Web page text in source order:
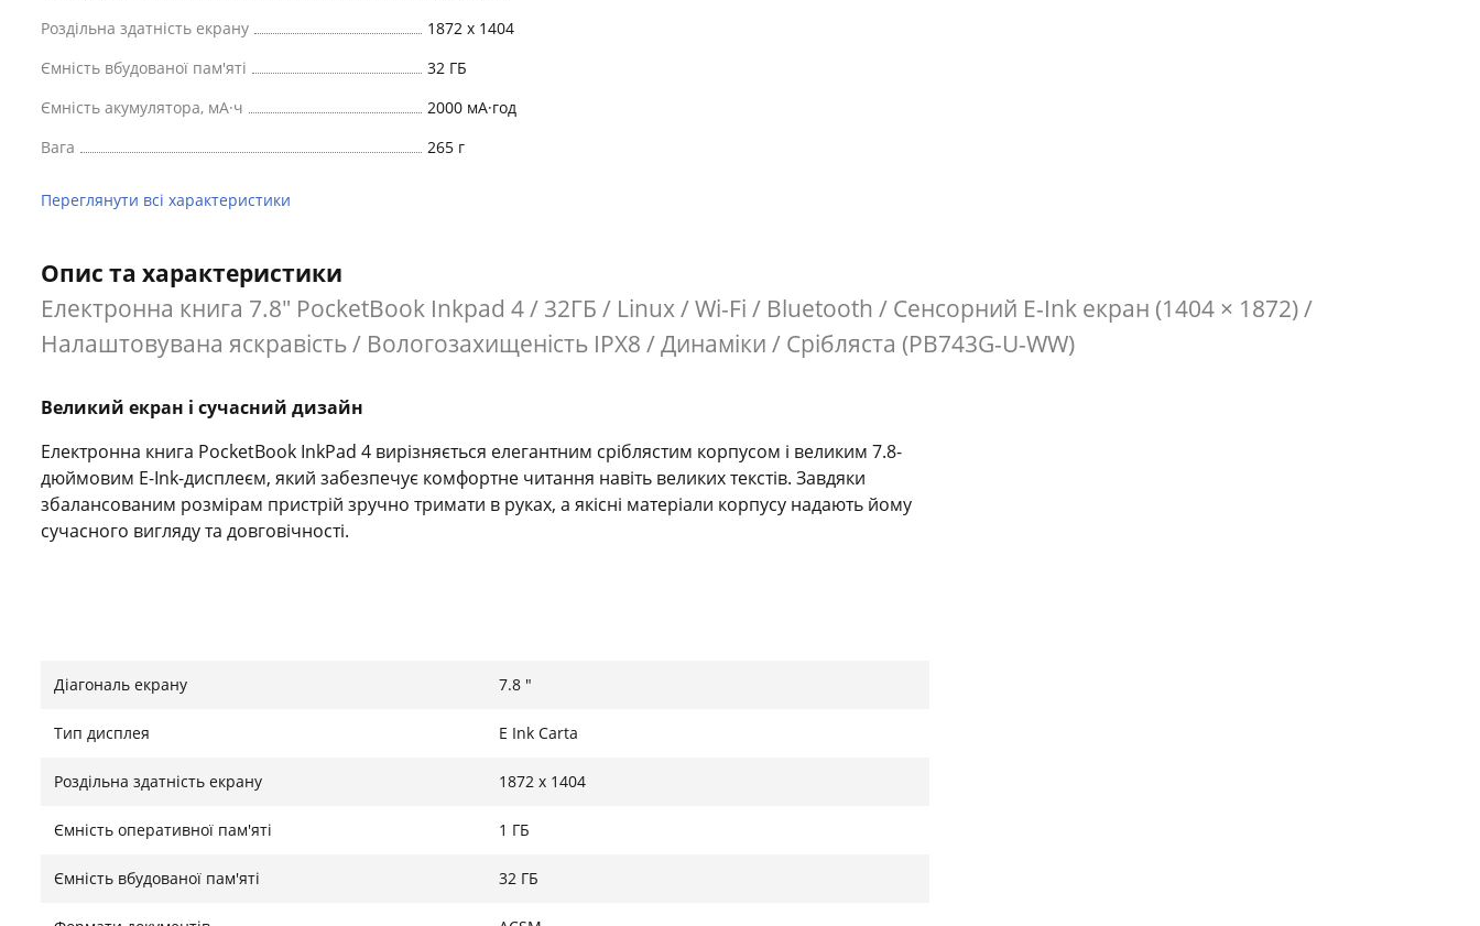
Роздільна здатність екрану
1872 х 1404
Ємність вбудованої пам'яті
32 ГБ
Ємність акумулятора, мА·ч
2000 мА·год
Вага
265 г
Переглянути всі характеристики
Опис та характеристики
Електронна книга 7.8" PocketBook Inkpad 4 / 32ГБ / Linux / Wi-Fi / Bluetooth / Сенсорний E-Ink екран (1404 × 1872) /
Налаштовувана яскравість / Вологозахищеність IPX8 / Динаміки / Срібляста (PB743G-U-WW)
Великий екран і сучасний дизайн
Електронна книга PocketBook InkPad 4 вирізняється елегантним сріблястим корпусом і великим 7.8-
дюймовим E-Ink-дисплеєм, який забезпечує комфортне читання навіть великих текстів. Завдяки
збалансованим розмірам пристрій зручно тримати в руках, а якісні матеріали корпусу надають йому
сучасного вигляду та довговічності.
максимально наближаючи відчуття до читання з паперу. Технологія SMARTlight дозволяє регулювати
без перевтоми очей. Сенсорне керування забезпечує зручну навігацію по меню та сторінках.
Вологозахист і розширені мультимедійні можливості
Модель має ступінь захисту IPX8, що дозволяє безпечно користуватися пристроєм біля води або під
Діагональ екрану 7.8 "
Тип дисплея E Ink Carta
Роздільна здатність екрану 1872 х 1404
Ємність оперативної пам'яті 1 ГБ
Ємність вбудованої пам'яті 32 ГБ